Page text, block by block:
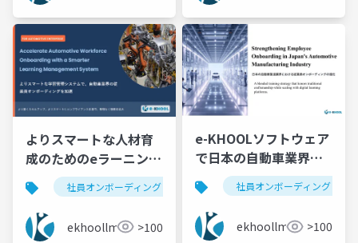
よりスマートな人材育
成のためのeラーニング
システム | e-KHOOL
社員オンボーディング 自動車業界研修 e-khoolソ
ekhoollms >100
e-KHOOLソフトウェア
で日本の自動車業界の
オンボーディングを強
化
社員オンボーディング
ekhoollms >100